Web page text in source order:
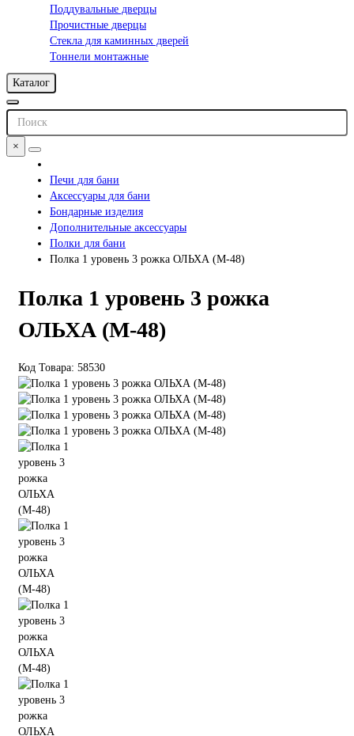
Поддувальные дверцы
Прочистные дверцы
Стекла для каминных дверей
Тоннели монтажные
Каталог
×
Печи для бани
Аксессуары для бани
Бондарные изделия
Дополнительные аксессуары
Полки для бани
Полка 1 уровень 3 рожка ОЛЬХА (М-48)
Полка 1 уровень 3 рожка
ОЛЬХА (М-48)
Код Товара: 58530